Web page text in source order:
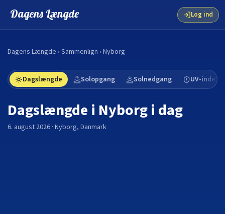
Dagens Længde Log ind
Dagens Længde › Sammenlign › Nyborg
Dagslængde Solopgang Solnedgang UV-indeks
Dagslængde i Nyborgi dag
6. august 2026 · Nyborg, Danmark